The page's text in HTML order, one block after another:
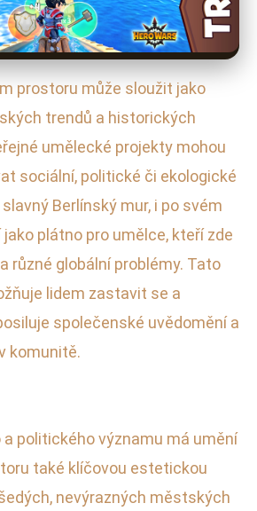
prostoru může sloužit jako
trendů a historických
umělecké projekty mohou
sociální, politické či ekologické
Berlínský mur, i po svém
plátno pro umělce, kteří zde
různé globální problémy. Tato
lidem zastavit se a
společenské uvědomění a
komunitě.
politického významu má umění
také klíčovou estetickou
nevýrazných městských